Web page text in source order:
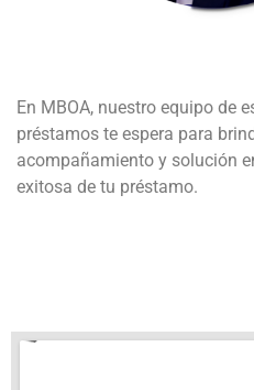
En MBOA, nuestro equipo de
préstamos te espera para
acompañamiento y solución
exitosa de tu préstamo.